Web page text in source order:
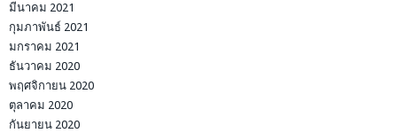
มีนาคม 2021
กุมภาพันธ์ 2021
มกราคม 2021
ธันวาคม 2020
พฤศจิกายน 2020
ตุลาคม 2020
กันยายน 2020